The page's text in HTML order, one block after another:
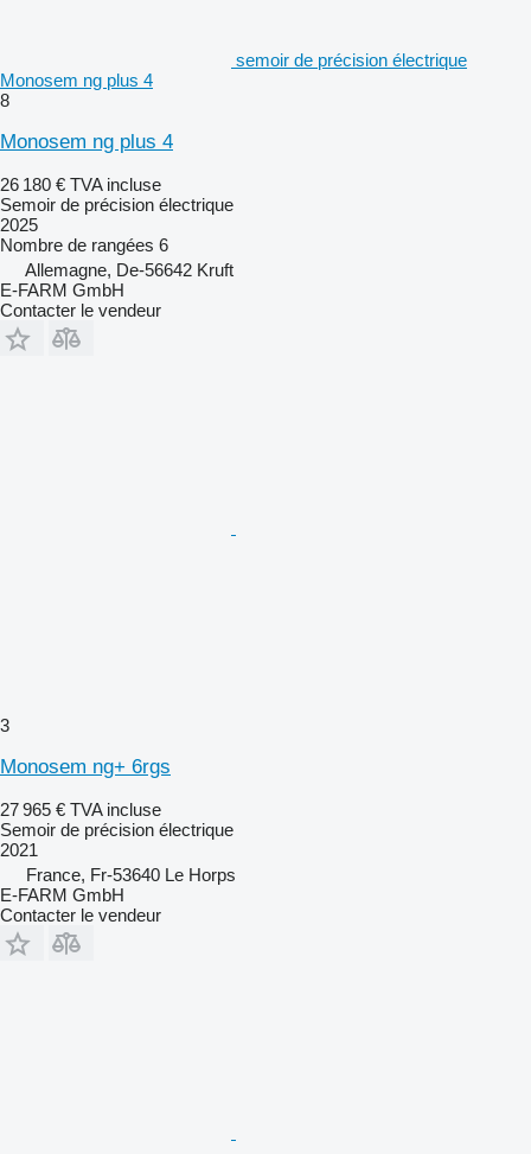
semoir de précision électrique
Monosem ng plus 4
8
Monosem ng plus 4
26 180 € TVA incluse
Semoir de précision électrique
2025
Nombre de rangées 6
Allemagne, De-56642 Kruft
E-FARM GmbH
Contacter le vendeur
3
Monosem ng+ 6rgs
27 965 € TVA incluse
Semoir de précision électrique
2021
France, Fr-53640 Le Horps
E-FARM GmbH
Contacter le vendeur